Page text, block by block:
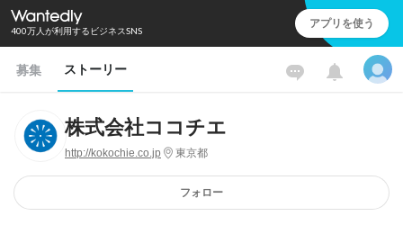
400万人が利用するビジネスSNS アプリを使う
募集 ストーリー
株式会社ココチエ
http://kokochie.co.jp 東京都
フォロー